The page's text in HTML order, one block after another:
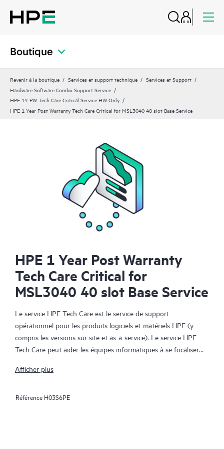
Boutique
Revenir à la boutique Services et support technique
Services et Support
Hardware Software Combo Support Service
HPE 1Y PW Tech Care Critical Service HW Only
HPE 1 Year Post Warranty Tech Care Critical for MSL3040 40 slot Base Service
HPE 1 Year Post Warranty
Tech Care Critical for
MSL3040 40 slot Base Service
Le service HPE Tech Care est le service de support
opérationnel pour les produits logiciels et matériels HPE (y
compris les versions sur site et as-a-service). Le service HPE
Tech Care peut aider les équipes informatiques à se focaliser
chercher proactivement de meilleures méthodes de travail,
Afficher plus
Référence H03S6PE